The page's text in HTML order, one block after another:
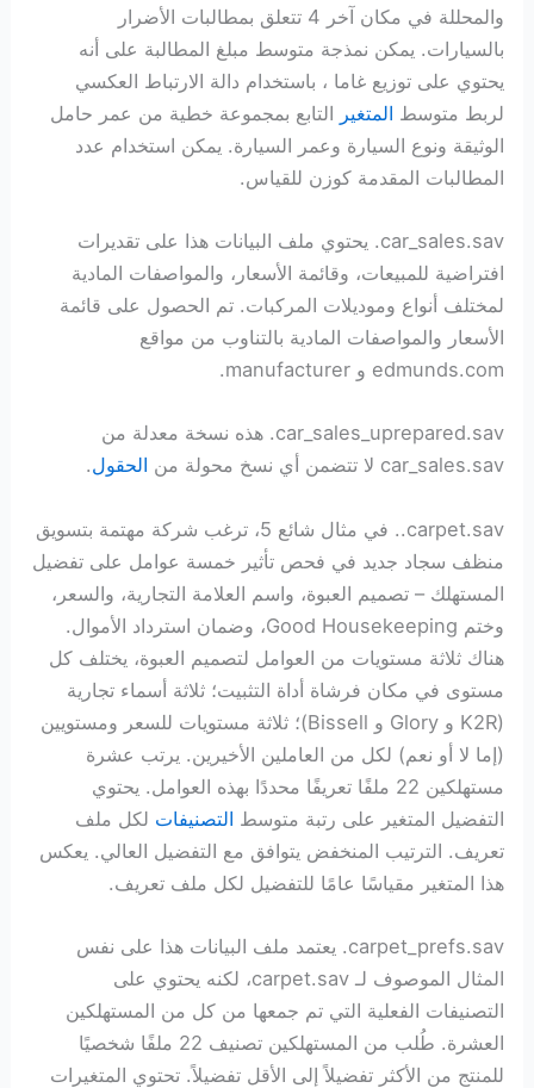
والمحللة في مكان آخر 4 تتعلق بمطالبات الأضرار
بالسيارات. يمكن نمذجة متوسط ​​مبلغ المطالبة على أنه
يحتوي على توزيع غاما ، باستخدام دالة الارتباط العكسي
لربط متوسط ​​ المتغير التابع بمجموعة خطية من عمر حامل
الوثيقة ونوع السيارة وعمر السيارة. يمكن استخدام عدد
المطالبات المقدمة كوزن للقياس.
car_sales.sav. يحتوي ملف البيانات هذا على تقديرات
افتراضية للمبيعات، وقائمة الأسعار، والمواصفات المادية
لمختلف أنواع وموديلات المركبات. تم الحصول على قائمة
الأسعار والمواصفات المادية بالتناوب من مواقع
edmunds.com و manufacturer.
car_sales_uprepared.sav. هذه نسخة معدلة من
car_sales.sav لا تتضمن أي نسخ محولة من
الحقول.
carpet.sav.. في مثال شائع 5، ترغب شركة مهتمة بتسويق
منظف سجاد جديد في فحص تأثير خمسة عوامل على تفضيل
المستهلك – تصميم العبوة، واسم العلامة التجارية، والسعر،
وختم Good Housekeeping، وضمان استرداد الأموال.
هناك ثلاثة مستويات من العوامل لتصميم العبوة، يختلف كل
مستوى في مكان فرشاة أداة التثبيت؛ ثلاثة أسماء تجارية
(K2R و Glory و Bissell)؛ ثلاثة مستويات للسعر ومستويين
(إما لا أو نعم) لكل من العاملين الأخيرين. يرتب عشرة
مستهلكين 22 ملفًا تعريفًا محددًا بهذه العوامل. يحتوي
التفضيل المتغير على رتبة متوسط ​​ التصنيفات لكل ملف
تعريف. الترتيب المنخفض يتوافق مع التفضيل العالي. يعكس
هذا المتغير مقياسًا عامًا للتفضيل لكل ملف تعريف.
carpet_prefs.sav. يعتمد ملف البيانات هذا على نفس
المثال الموصوف لـ carpet.sav، لكنه يحتوي على
التصنيفات الفعلية التي تم جمعها من كل من المستهلكين
العشرة. طُلب من المستهلكين تصنيف 22 ملفًا شخصيًا
للمنتج من الأكثر تفضيلاً إلى الأقل تفضيلاً. تحتوي المتغيرات